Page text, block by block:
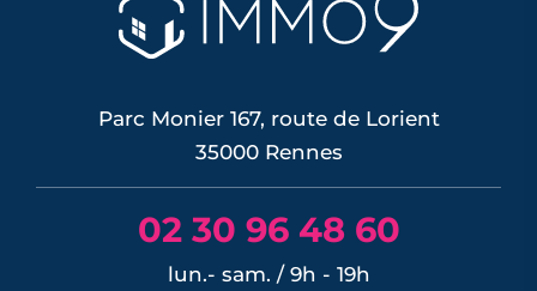
DPE, atout du neuf : ce qu'il faut savoir
avant d'acheter ou de revendre.
Parc Monier 167, route de Lorient
35000 Rennes
02 30 96 48 60
lun.- sam. / 9h - 19h